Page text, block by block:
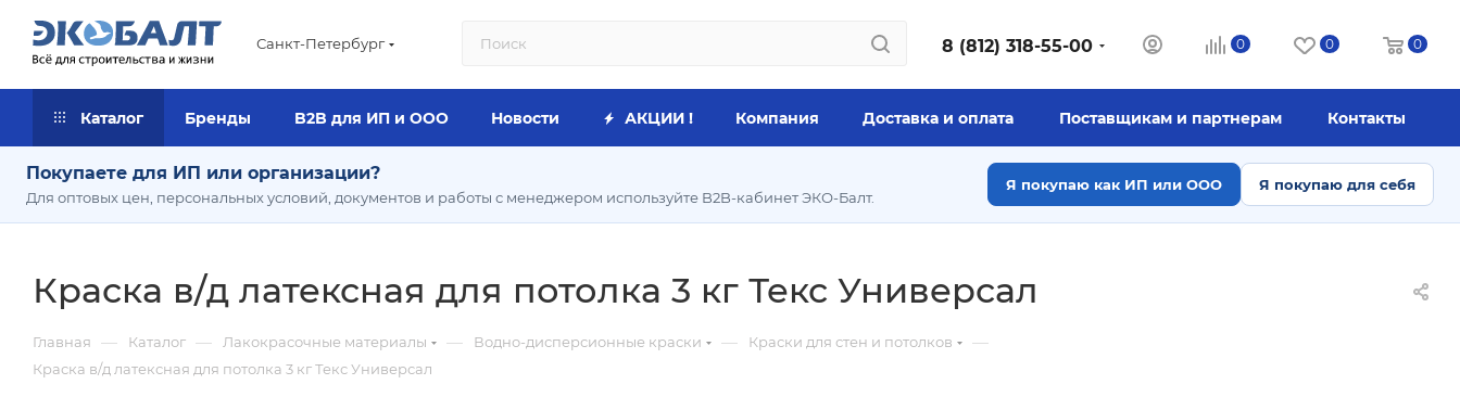
Санкт-Петербург 8 (812) 318-55-00 0 0 0
Каталог Бренды B2B для ИП и ООО Новости АКЦИИ ! Компания Доставка и оплата Поставщикам и партнерам Контакты
Покупаете для ИП или организации?
Для оптовых цен, персональных условий, документов и работы с менеджером используйте B2B-кабинет ЭКО-Балт.
Я покупаю как ИП или ООО Я покупаю для себя
Краска в/д латексная для потолка 3 кг Текс Универсал
Главная — Каталог — Лакокрасочные материалы — Водно-дисперсионные краски — Краски для стен и потолков —
Краска в/д латексная для потолка 3 кг Текс Универсал